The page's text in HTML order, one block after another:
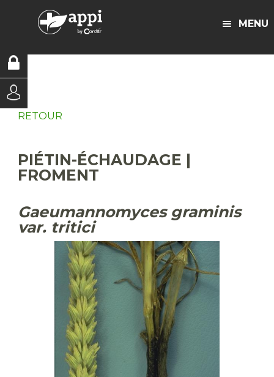
MENU
RETOUR
PIÉTIN-ÉCHAUDAGE |
FROMENT
Gaeumannomyces graminis
var. tritici